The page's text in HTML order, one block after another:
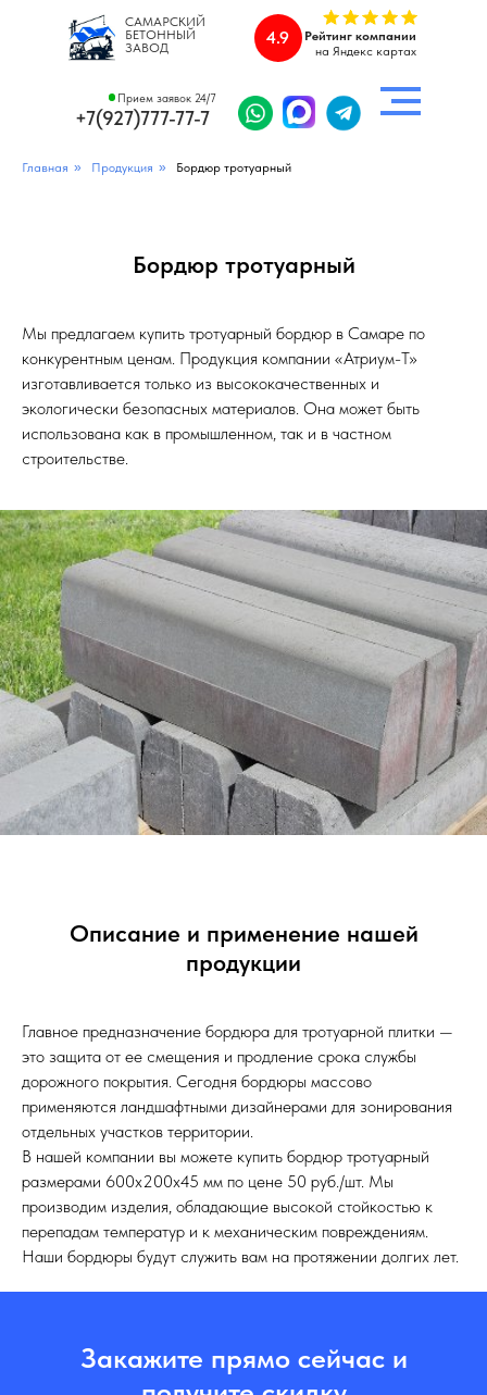
+7(927)777-77-7
САМАРСКИЙ
БЕТОННЫЙ
ЗАВОД
Рейтинг компании
на Яндекс картах
4.9
Прием заявок 24/7
Главная » Продукция » Бордюр тротуарный
Бордюр тротуарный
Мы предлагаем купить тротуарный бордюр в Самаре по
конкурентным ценам. Продукция компании «Атриум-Т»
изготавливается только из высококачественных и
экологически безопасных материалов. Она может быть
использована как в промышленном, так и в частном
строительстве.
Описание и применение нашей
продукции
Главное предназначение бордюра для тротуарной плитки —
это защита от ее смещения и продление срока службы
дорожного покрытия. Сегодня бордюры массово
применяются ландшафтными дизайнерами для зонирования
отдельных участков территории.
В нашей компании вы можете купить бордюр тротуарный
размерами 600х200х45 мм по цене 50 руб./шт. Мы
производим изделия, обладающие высокой стойкостью к
перепадам температур и к механическим повреждениям.
Наши бордюры будут служить вам на протяжении долгих лет.
Закажите прямо сейчас и